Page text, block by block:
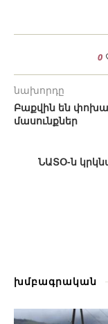
0
նախորդը
Բաքվին են
մասունքներ
ՆԱՏՕ-ն
խմբագրական